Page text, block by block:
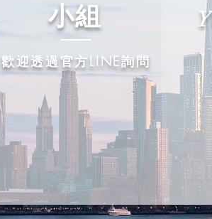
​小組
歡迎透過官方LINE詢問